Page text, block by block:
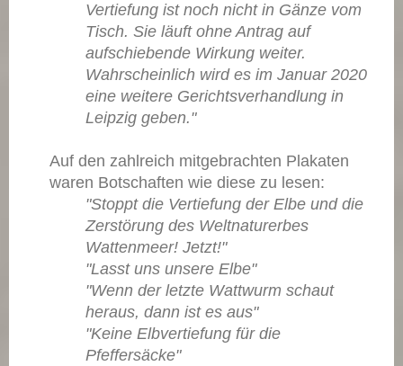
Vertiefung ist noch nicht in Gänze vom
Tisch. Sie läuft ohne Antrag auf
aufschiebende Wirkung weiter.
Wahrscheinlich wird es im Januar 2020
eine weitere Gerichtsverhandlung in
Leipzig geben."
Auf den zahlreich mitgebrachten Plakaten
waren Botschaften wie diese zu lesen:
"Stoppt die Vertiefung der Elbe und die
Zerstörung des Weltnaturerbes
Wattenmeer! Jetzt!"
"Lasst uns unsere Elbe"
"Wenn der letzte Wattwurm schaut
heraus, dann ist es aus"
"Keine Elbvertiefung für die
Pfeffersäcke"